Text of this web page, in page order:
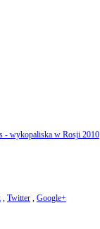
- wykopaliska w Rosji 2010
, Twitter , Google+